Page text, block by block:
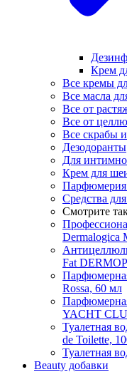
Крем
Все кремы
Все масла
Все от
Все от
Все скрабы
Дезодоранты
Для
Крем для
Парфюмерия
Средства
Смотрите
Dermalogica
Fat
Rossa, 60 мл
YACHT
Туалетная
de Toilette,
Туалетная
Beauty добавки